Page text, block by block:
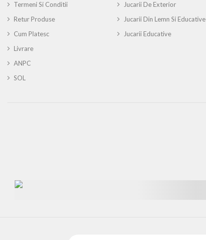
Termeni Si Conditii
Retur Produse
Cum Platesc
Livrare
ANPC
SOL
Jucarii De Exterior
Jucarii Din Lemn Si Educative
Jucarii Educative